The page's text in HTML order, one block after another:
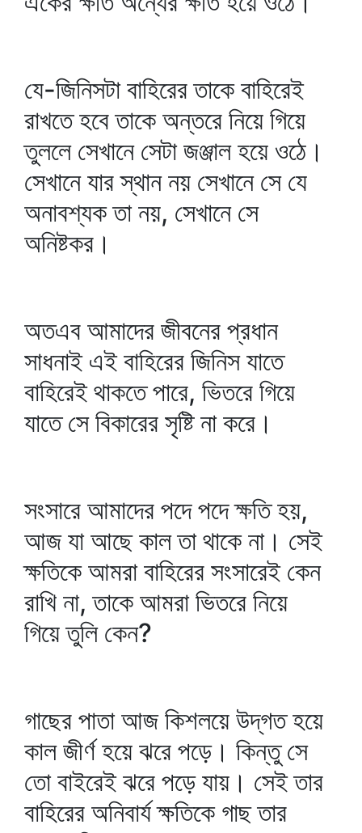
যে-জিনিসটা বাহিরের তাকে বাহিরেই
রাখতে হবে তাকে অন্তরে নিয়ে গিয়ে
তুললে সেখানে সেটা জঞ্জাল হয়ে ওঠে।
সেখানে যার স্থান নয় সেখানে সে যে
অনাবশ্যক তা নয়, সেখানে সে
অনিষ্টকর।
অতএব আমাদের জীবনের প্রধান
সাধনাই এই বাহিরের জিনিস যাতে
বাহিরেই থাকতে পারে, ভিতরে গিয়ে
যাতে সে বিকারের সৃষ্টি না করে।
সংসারে আমাদের পদে পদে ক্ষতি হয়,
আজ যা আছে কাল তা থাকে না। সেই
ক্ষতিকে আমরা বাহিরের সংসারেই কেন
রাখি না, তাকে আমরা ভিতরে নিয়ে
গিয়ে তুলি কেন?
গাছের পাতা আজ কিশলয়ে উদ্‌গত হয়ে
কাল জীর্ণ হয়ে ঝরে পড়ে। কিন্তু সে
তো বাইরেই ঝরে পড়ে যায়। সেই তার
বাহিরের অনিবার্য ক্ষতিকে গাছ তার